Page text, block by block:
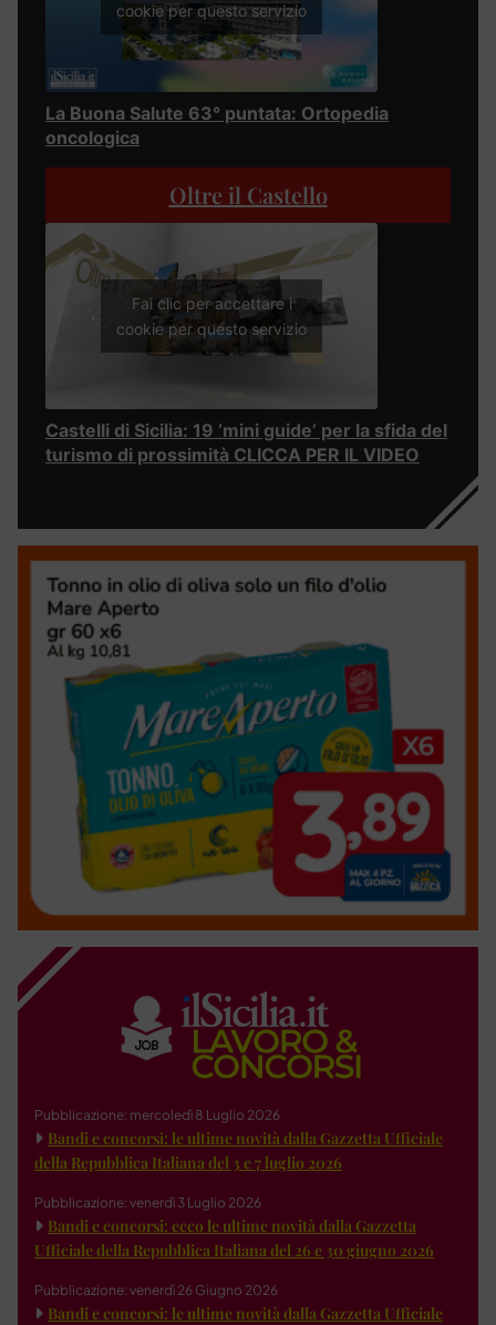
cookie per questo servizio
La Buona Salute 63° puntata: Ortopedia
oncologica
Oltre il Castello
Fai clic per accettare i
cookie per questo servizio
Castelli di Sicilia: 19 ‘mini guide’ per la sfida del
turismo di prossimità CLICCA PER IL VIDEO
Pubblicazione: mercoledì 8 Luglio 2026
Bandi e concorsi: le ultime novità dalla Gazzetta Ufficiale
della Repubblica Italiana del 3 e 7 luglio 2026
Pubblicazione: venerdì 3 Luglio 2026
Bandi e concorsi: ecco le ultime novità dalla Gazzetta
Ufficiale della Repubblica Italiana del 26 e 30 giugno 2026
Pubblicazione: venerdì 26 Giugno 2026
Bandi e concorsi: le ultime novità dalla Gazzetta Ufficiale